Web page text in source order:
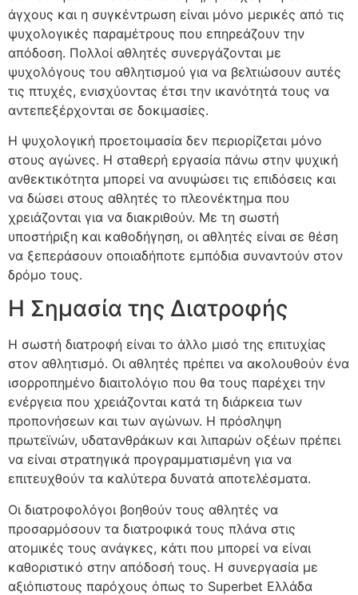
άγχους και η συγκέντρωση είναι μόνο μερικές από τις
ψυχολογικές παραμέτρους που επηρεάζουν την
απόδοση. Πολλοί αθλητές συνεργάζονται με
ψυχολόγους του αθλητισμού για να βελτιώσουν αυτές
τις πτυχές, ενισχύοντας έτσι την ικανότητά τους να
αντεπεξέρχονται σε δοκιμασίες.
Η ψυχολογική προετοιμασία δεν περιορίζεται μόνο
στους αγώνες. Η σταθερή εργασία πάνω στην ψυχική
ανθεκτικότητα μπορεί να ανυψώσει τις επιδόσεις και
να δώσει στους αθλητές το πλεονέκτημα που
χρειάζονται για να διακριθούν. Με τη σωστή
υποστήριξη και καθοδήγηση, οι αθλητές είναι σε θέση
να ξεπεράσουν οποιαδήποτε εμπόδια συναντούν στον
δρόμο τους.
Η Σημασία της Διατροφής
Η σωστή διατροφή είναι το άλλο μισό της επιτυχίας
στον αθλητισμό. Οι αθλητές πρέπει να ακολουθούν ένα
ισορροπημένο διαιτολόγιο που θα τους παρέχει την
ενέργεια που χρειάζονται κατά τη διάρκεια των
προπονήσεων και των αγώνων. Η πρόσληψη
πρωτεϊνών, υδατανθράκων και λιπαρών οξέων πρέπει
να είναι στρατηγικά προγραμματισμένη για να
επιτευχθούν τα καλύτερα δυνατά αποτελέσματα.
Οι διατροφολόγοι βοηθούν τους αθλητές να
προσαρμόσουν τα διατροφικά τους πλάνα στις
ατομικές τους ανάγκες, κάτι που μπορεί να είναι
καθοριστικό στην απόδοσή τους. H συνεργασία με
αξιόπιστους παρόχους όπως το Superbet Ελλάδα